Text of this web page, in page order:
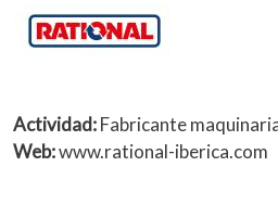
Actividad:Fabricante
Web:www.rational-iberica.com